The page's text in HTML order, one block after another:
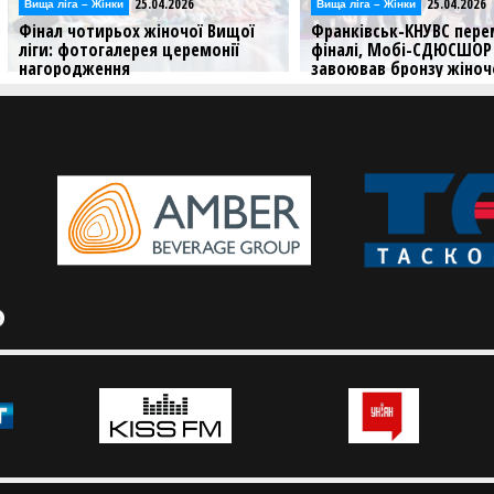
Вища лiга – Жiнки 25.04.2026
Франківськ-КНУВС переміг Рівне у
фіналі, Мобі-СДЮСШОР
завоював бронзу жіночої Вищої
Відео 25.04.2026
Фінал чотирьох
ліги:
матчу за 3 місце
Дивіться заключні